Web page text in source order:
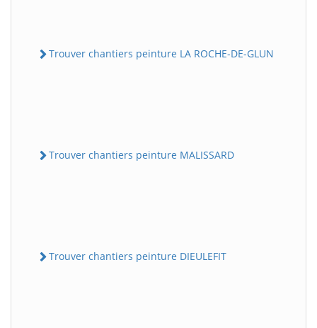
Trouver chantiers peinture LA ROCHE-DE-GLUN
Trouver chantiers peinture MALISSARD
Trouver chantiers peinture DIEULEFIT